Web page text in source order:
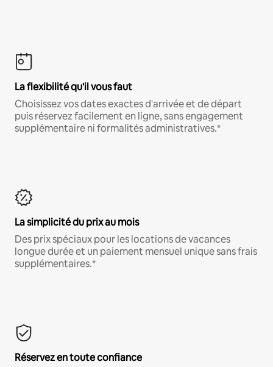
La flexibilité qu'il vous faut
Choisissez vos dates exactes d'arrivée et de départ
puis réservez facilement en ligne, sans engagement
supplémentaire ni formalités administratives.*
La simplicité du prix au mois
Des prix spéciaux pour les locations de vacances
longue durée et un paiement mensuel unique sans frais
supplémentaires.*
Réservez en toute confiance